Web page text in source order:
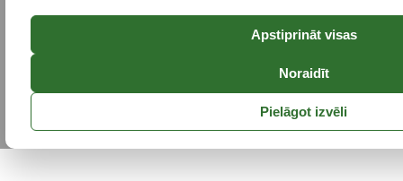
Apstiprināt visas
Noraidīt
Pielāgot izvēli